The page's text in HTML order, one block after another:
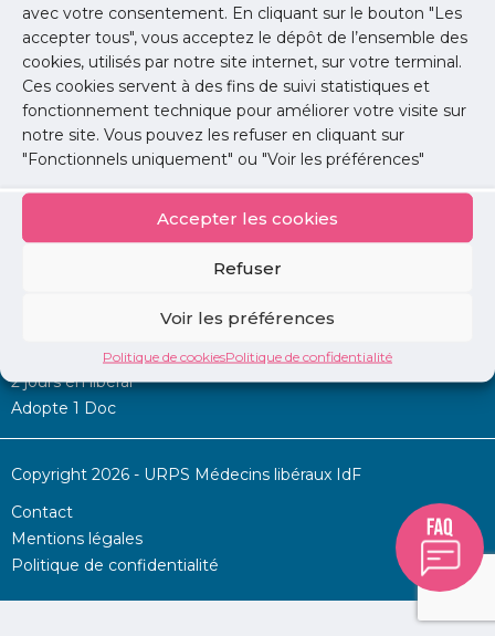
avec votre consentement. En cliquant sur le bouton "Les
accepter tous", vous acceptez le dépôt de l’ensemble des
cookies, utilisés par notre site internet, sur votre terminal.
Ces cookies servent à des fins de suivi statistiques et
fonctionnement technique pour améliorer votre visite sur
notre site. Vous pouvez les refuser en cliquant sur
"Fonctionnels uniquement" ou "Voir les préférences"
Accepter les cookies
Refuser
Voir les préférences
Politique de cookiesPolitique de confidentialité
Permanence d’aide à l’installation
2 jours en libéral
Adopte 1 Doc
Copyright 2026 - URPS Médecins libéraux IdF
Contact
Mentions légales
Politique de confidentialité